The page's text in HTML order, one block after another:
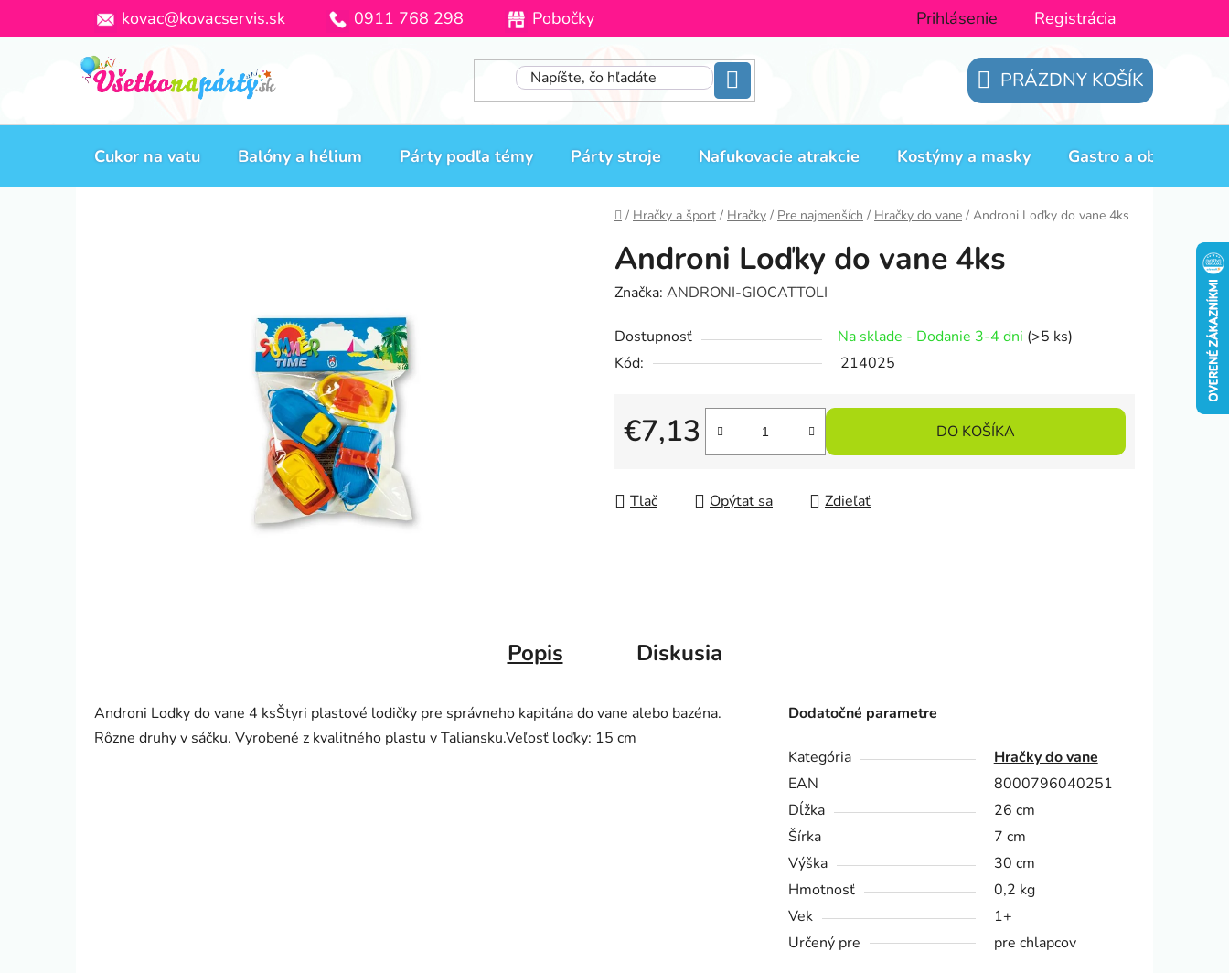
kovac@kovacservis.sk 0911 768 298 Pobočky Prihlásenie Registrácia
NÁKUPNÝ
KOŠÍK
PRÁZDNY KOŠÍK
Cukor na vatu Balóny a hélium Párty podľa témy Párty stroje Nafukovacie atrakcie Kostýmy a masky Gastro a obaly
Domov
/ Hračky a šport / Hračky / Pre najmenších / Hračky do vane / Androni Loďky do vane 4ks
Androni Loďky do vane 4ks
Značka: ANDRONI-GIOCATTOLI
Dostupnosť Na sklade - Dodanie 3-4 dni (>5 ks)
Kód:
214025
€7,13
Jednotková cena:
DO KOŠÍKA
Tlač Opýtať sa Zdieľať
Popis Diskusia
Androni Loďky do vane 4 ksŠtyri plastové lodičky pre správneho kapitána do vane alebo bazéna.
Rôzne druhy v sáčku. Vyrobené z kvalitného plastu v Taliansku.Veľosť loďky: 15 cm
Dodatočné parametre
Kategória
Hračky do vane
EAN
8000796040251
Dĺžka
26 cm
Šírka
7 cm
Výška
30 cm
Hmotnosť
0,2 kg
Vek
1+
Určený pre
pre chlapcov